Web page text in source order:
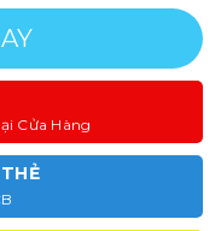
Cửa Hàng